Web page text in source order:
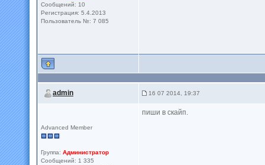
Сообщений: 10
Регистрация: 5.4.2013
Пользователь №: 7 085
admin 16 07 2014, 19:37
Advanced Member
Группа: Администратор
Сообщений: 1 335
пиши в скайп.